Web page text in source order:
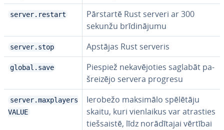
server.restart
Pārstartē Rust serveri ar 300
sekunžu brī­di­nā­ju­mu
server.stop Apstājas Rust serveris
global.save
Piespiež ne­ka­vē­jo­ties saglabāt pa­
šrei­zē­jo servera progresu
server.maxplayers
VALUE
Ierobežo maksimālo spēlētāju
skaitu, kuri vien­lai­kus var atrasties
tiešsais­tē, līdz no­rā­dī­ta­jai vērtībai